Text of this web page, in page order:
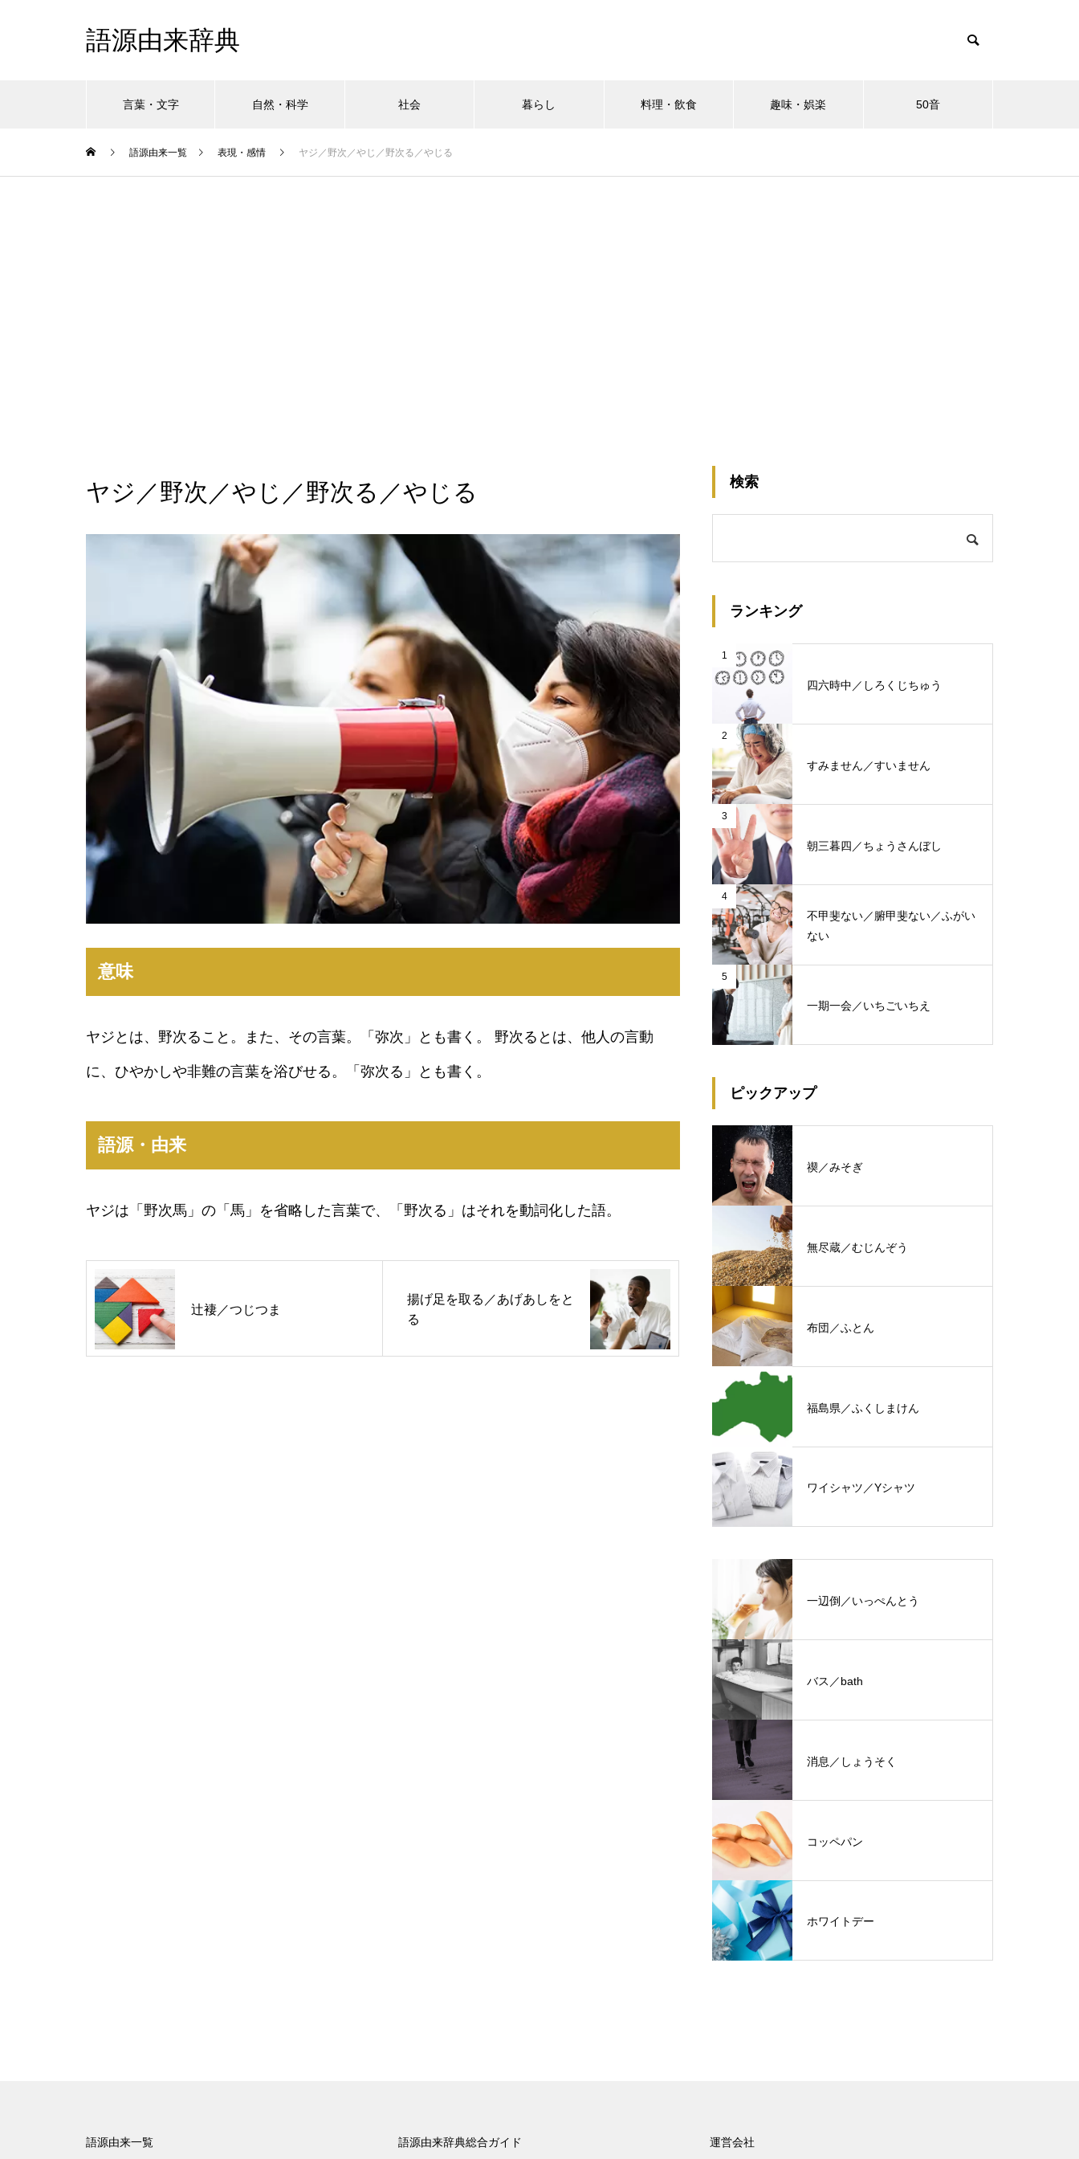
語源由来辞典
言葉・文字 自然・科学 社会 暮らし 料理・飲食 趣味・娯楽 50音
語源由来一覧 表現・感情 ヤジ／野次／やじ／野次る／やじる
ヤジ／野次／やじ／野次る／やじる
意味
ヤジとは、野次ること。また、その言葉。「弥次」とも書く。 野次るとは、他人の言動
に、ひやかしや非難の言葉を浴びせる。「弥次る」とも書く。
語源・由来
ヤジは「野次馬」の「馬」を省略した言葉で、「野次る」はそれを動詞化した語。
辻褄／つじつま
揚げ足を取る／あげあしをと
る
検索
ランキング
1
四六時中／しろくじちゅう
2
すみません／すいません
3
朝三暮四／ちょうさんぼし
4
不甲斐ない／腑甲斐ない／ふがい
ない
5
一期一会／いちごいちえ
ピックアップ
禊／みそぎ
無尽蔵／むじんぞう
布団／ふとん
福島県／ふくしまけん
ワイシャツ／Yシャツ
一辺倒／いっぺんとう
バス／bath
消息／しょうそく
コッペパン
ホワイトデー
語源由来一覧 語源由来辞典総合ガイド 運営会社